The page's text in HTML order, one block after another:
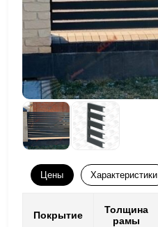
Цены Характеристики
Покрытие
Толщина
рамы